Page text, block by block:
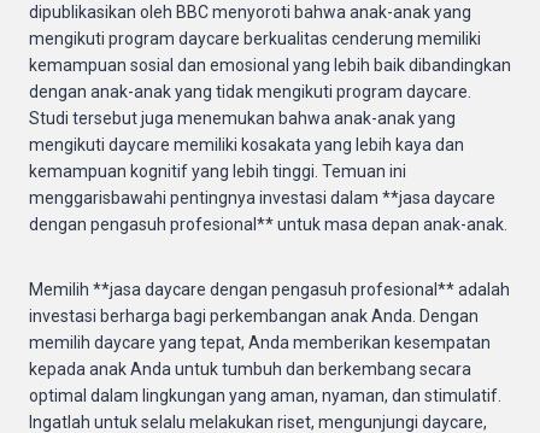
dipublikasikan oleh BBC menyoroti bahwa anak-anak yang
mengikuti program daycare berkualitas cenderung memiliki
kemampuan sosial dan emosional yang lebih baik dibandingkan
dengan anak-anak yang tidak mengikuti program daycare.
Studi tersebut juga menemukan bahwa anak-anak yang
mengikuti daycare memiliki kosakata yang lebih kaya dan
kemampuan kognitif yang lebih tinggi. Temuan ini
menggarisbawahi pentingnya investasi dalam **jasa daycare
dengan pengasuh profesional** untuk masa depan anak-anak.
Memilih **jasa daycare dengan pengasuh profesional** adalah
investasi berharga bagi perkembangan anak Anda. Dengan
memilih daycare yang tepat, Anda memberikan kesempatan
kepada anak Anda untuk tumbuh dan berkembang secara
optimal dalam lingkungan yang aman, nyaman, dan stimulatif.
Ingatlah untuk selalu melakukan riset, mengunjungi daycare,